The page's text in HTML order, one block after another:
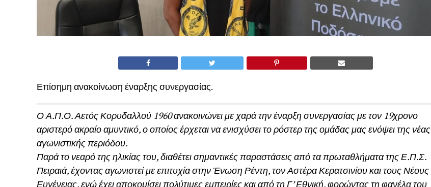
Επίσημη ανακοίνωση έναρξης συνεργασίας.
Ο Α.Π.Ο. Αετός Κορυδαλλού 1960 ανακοινώνει με χαρά την έναρξη συνεργασίας με τον 19χρονο
αριστερό ακραίο αμυντικό, ο οποίος έρχεται να ενισχύσει το ρόστερ της ομάδας μας ενόψει της νέας
αγωνιστικής περιόδου.
Παρά το νεαρό της ηλικίας του, διαθέτει σημαντικές παραστάσεις από τα πρωταθλήματα της Ε.Π.Σ.
Πειραιά, έχοντας αγωνιστεί με επιτυχία στην Ένωση Ρέντη, τον Αστέρα Κερατσινίου και τους Νέους
Ευγένειας, ενώ έχει αποκομίσει πολύτιμες εμπειρίες και από τη Γ’ Εθνική, φορώντας τη φανέλα του